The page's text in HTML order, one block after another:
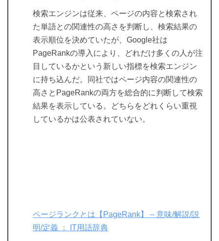
検索エンジンは従来、ページの内容と検索され
た単語との関連性の高さを判断し、検索結果の
表示順位を決めていたが、Google社は
PageRankの導入により、どれだけ多くの人が注
目しているかという新しい指標を検索エンジン
に持ち込んだ。同社ではページ内容の関連性の
高さとPageRankの両方を総合的に判断して検索
結果を表示している。どちらをどれくらい重視
しているかは公表されていない。
ページランクとは【PageRank】 – 意味/解説/説
明/定義 ： IT用語辞典